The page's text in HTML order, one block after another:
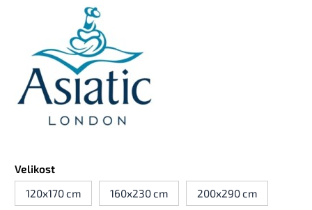
Velikost
120x170 cm
160x230 cm 200x290 cm